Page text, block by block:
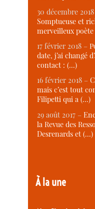
30 décembre
Somptueuse et
merveilleux
17 février 2018 –
date, j’ai changé
contact : (…)
16 février 2018 –
mais c’est tout
Filipetti qui a (…)
29 août 2017 –
la Revue des
Desrenards et (…)
À la une